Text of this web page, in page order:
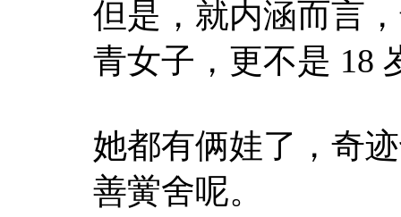
但是，就内涵而言
青女子，更不是 18
她都有俩娃了，奇
善黉舍呢。